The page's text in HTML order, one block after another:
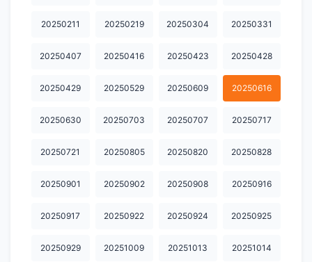
20250211 20250219 20250304 20250331
20250407 20250416 20250423 20250428
20250429 20250529 20250609 20250616
20250630 20250703 20250707 20250717
20250721 20250805 20250820 20250828
20250901 20250902 20250908 20250916
20250917 20250922 20250924 20250925
20250929 20251009 20251013 20251014